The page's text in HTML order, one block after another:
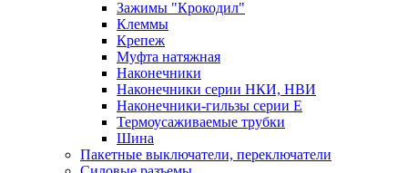
Зажимы "Крокодил"
Клеммы
Крепеж
Муфта натяжная
Наконечники
Наконечники серии НКИ, НВИ
Наконечники-гильзы серии Е
Термоусаживаемые трубки
Шина
Пакетные выключатели, переключатели